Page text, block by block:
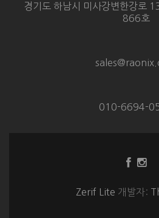
경기도 하남시 미사강변한강로
866호
010-6694-
크 크
Zerif Lite 개발자: